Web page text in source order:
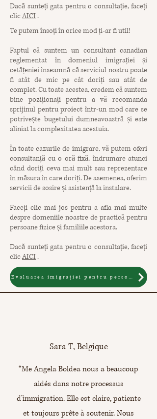
Dacă sunteți gata pentru o consultație, faceți
clicAICI .
Te putem însoți în orice mod ți-ar fi util!
Faptul că suntem un consultant canadian
reglementat în domeniul imigrației și
cetățeniei înseamnă că serviciul nostru poate
fi atât de mic pe cât doriți sau atât de
complet. Cu toate acestea, credem că suntem
bine poziționați pentru a vă recomanda
sprijinul pentru proiect într-un mod care se
potrivește bugetului dumneavoastră și este
aliniat la complexitatea acestuia.
În toate cazurile de imigrare, vă putem oferi
consultanță cu o oră fixă, îndrumare atunci
când doriți ceva mai mult sau reprezentare
în măsura în care doriți. De asemenea, oferim
servicii de sosire și asistență la instalare.
Faceți clic mai jos pentru a afla mai multe
despre domeniile noastre de practică pentru
persoane fizice și familiile acestora.
Dacă sunteți gata pentru o consultație, faceți
clicAICI .
Evaluarea imigrației pentru persoane fizice și familii
Sara T, Belgique
“Me Angela Boldea nous a beaucoup
aidés dans notre processus
d’immigration. Elle est claire, patiente
et toujours prête à soutenir. Nous